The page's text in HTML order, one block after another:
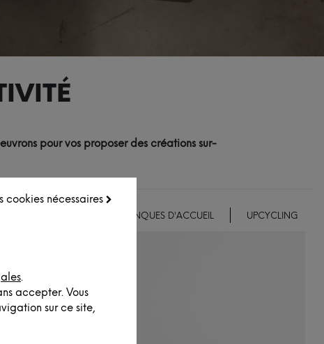
cookies nécessaires
.
accepter. Vous
sur ce site,
pour vos proposer des créations sur-
BANQUES D'ACCUEIL UPCYCLING